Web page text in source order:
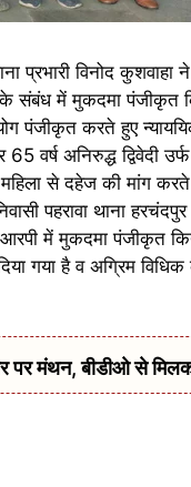
विनोद कुशवाहा
में मुकदमा पंजीकृत
पंजीकृत करते हुए
वर्ष अनिरुद्ध द्विवेदी
से दहेज की मांग करते
पहरावा थाना
में मुकदमा पंजीकृत
गया है व अग्रिम विधिक
पर मंथन, बीडीओ से